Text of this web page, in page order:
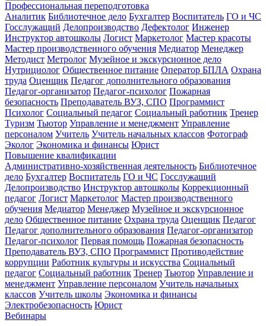
Профессиональная переподготовка
Аналитик Библиотечное дело Бухгалтер Воспитатель ГО и ЧС
Госслужащий Делопроизводство Дефектолог Инженер
Инструктор автошколы Логист Маркетолог Мастер красоты
Мастер производственного обучения Медиатор Менеджер
Методист Метролог Музейное и экскурсионное дело
Нутрициолог Общественное питание Оператор БПЛА Охрана
труда Оценщик Педагог дополнительного образования
Педагог-организатор Педагог-психолог Пожарная
безопасность Преподаватель ВУЗ, СПО Программист
Психолог Социальный педагог Социальный работник Тренер
Туризм Тьютор Управление и менеджмент Управление
персоналом Учитель Учитель начальных классов Фотограф
Эколог Экономика и финансы Юрист
Повышение квалификации
Административно-хозяйственная деятельность Библиотечное
дело Бухгалтер Воспитатель ГО и ЧС Госслужащий
Делопроизводство Инструктор автошколы Коррекционный
педагог Логист Маркетолог Мастер производственного
обучения Медиатор Менеджер Музейное и экскурсионное
дело Общественное питание Охрана труда Оценщик Педагог
Педагог дополнительного образования Педагог-организатор
Педагог-психолог Первая помощь Пожарная безопасность
Преподаватель ВУЗ, СПО Программист Противодействие
коррупции Работник культуры и искусства Социальный
педагог Социальный работник Тренер Тьютор Управление и
менеджмент Управление персоналом Учитель начальных
классов Учитель школы Экономика и финансы
Электробезопасность Юрист
Вебинары